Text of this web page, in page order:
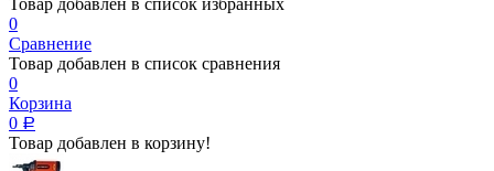
Товар добавлен в список избранных
0
Сравнение
Товар добавлен в список сравнения
0
Корзина
0 Р
Товар добавлен в корзину!